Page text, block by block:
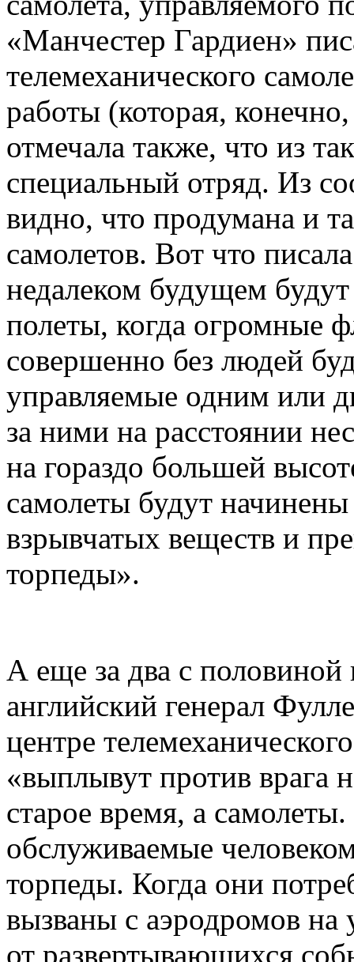
«Манчестер Гардиен»
телемеханического
работы (которая,
отмечала также, что из
специальный отряд. Из
видно, что продумана и
самолетов. Вот что
недалеком будущем
полеты, когда огромные
совершенно без людей
управляемые одним или
за ними на расстоянии
на гораздо большей
самолеты будут
взрывчатых веществ и
торпеды».
А еще за два с половиной
английский генерал
центре
«выплывут против врага
старое время, а
обслуживаемые
торпеды. Когда они
вызваны с аэродромов на
от развертывающихся